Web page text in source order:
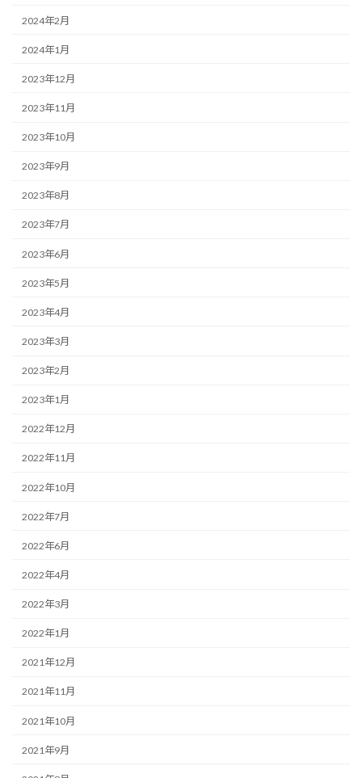
2024年2月
2024年1月
2023年12月
2023年11月
2023年10月
2023年9月
2023年8月
2023年7月
2023年6月
2023年5月
2023年4月
2023年3月
2023年2月
2023年1月
2022年12月
2022年11月
2022年10月
2022年7月
2022年6月
2022年4月
2022年3月
2022年1月
2021年12月
2021年11月
2021年10月
2021年9月